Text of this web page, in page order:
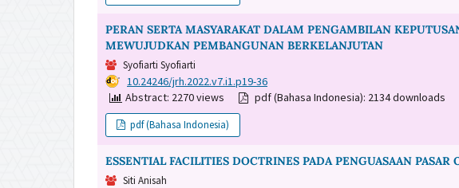
PERAN SERTA MASYARAKAT DALAM PENGAMBILAN
MEWUJUDKAN PEMBANGUNAN BERKELANJUTAN
Syofiarti Syofiarti
DOI: 10.24246/jrh.2022.v7.i1.p19-36
Abstract: 2270 views
pdf (Bahasa Indonesia): 2134 downloads
pdf (Bahasa Indonesia)
ESSENTIAL FACILITIES DOCTRINES PADA PENGUASAAN
Siti Anisah